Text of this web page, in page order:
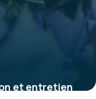
et entretien